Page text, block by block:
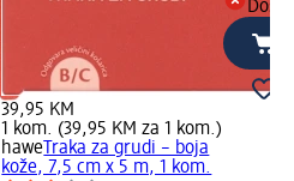
39,95 KM
1 kom. (39,95 KM za 1 kom.)
hawe Traka za grudi – boja
kože, 7,5 cm x 5 m, 1 kom.